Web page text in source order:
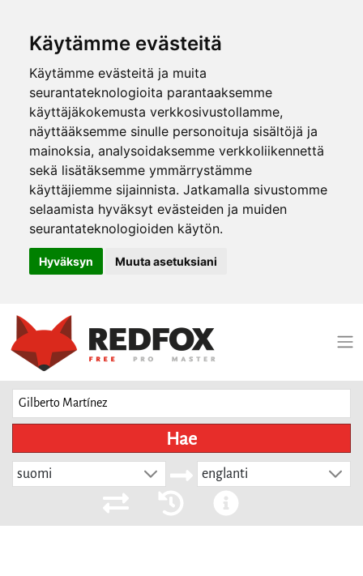
Käytämme evästeitä
Käytämme evästeitä ja muita
seurantateknologioita parantaaksemme
käyttäjäkokemusta verkkosivustollamme,
näyttääksemme sinulle personoituja sisältöjä ja
mainoksia, analysoidaksemme verkkoliikennettä
sekä lisätäksemme ymmärrystämme
käyttäjiemme sijainnista. Jatkamalla sivustomme
selaamista hyväksyt evästeiden ja muiden
seurantateknologioiden käytön.
Hyväksyn Muuta asetuksiani
Hae
suomi englanti